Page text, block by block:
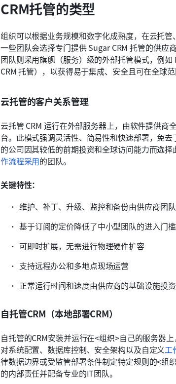
CRM托管的类型
组织可以根据业务规模和数字化成熟度，在云托
一些团队会选择专门提供 Sugar CRM 托管的供应
团队则采用旗舰（服务）级的外部托管模式，例
CRM 托管），以获得易于集成、安全且可在全球范
云托管的客户关系管理
云托管 CRM 运行在外部服务器上，由软件提供
台。此模式强调灵活性、简易性和快速部署，免
的公司因其较低的前期投资和全球访问能力而选
作流程采用的团队。
关键特性：
维护、补丁、升级、监控和备份由供应商团
基于订阅的定价降低了中小型团队的进入门槛
可即时扩展，无需进行物理硬件扩容
支持远程办公和多地点现场运营
正常运行时间和速度由供应商的基础设施投
自托管CRM（本地部署CRM）
自托管的CRM安装并运行在<组织>自己的服务器
对系统配置、数据库控制、安全架构以及自定义工
律数据边界或受监管部署条件制定特定规则的<组
的内部责任并配备专业的IT团队。